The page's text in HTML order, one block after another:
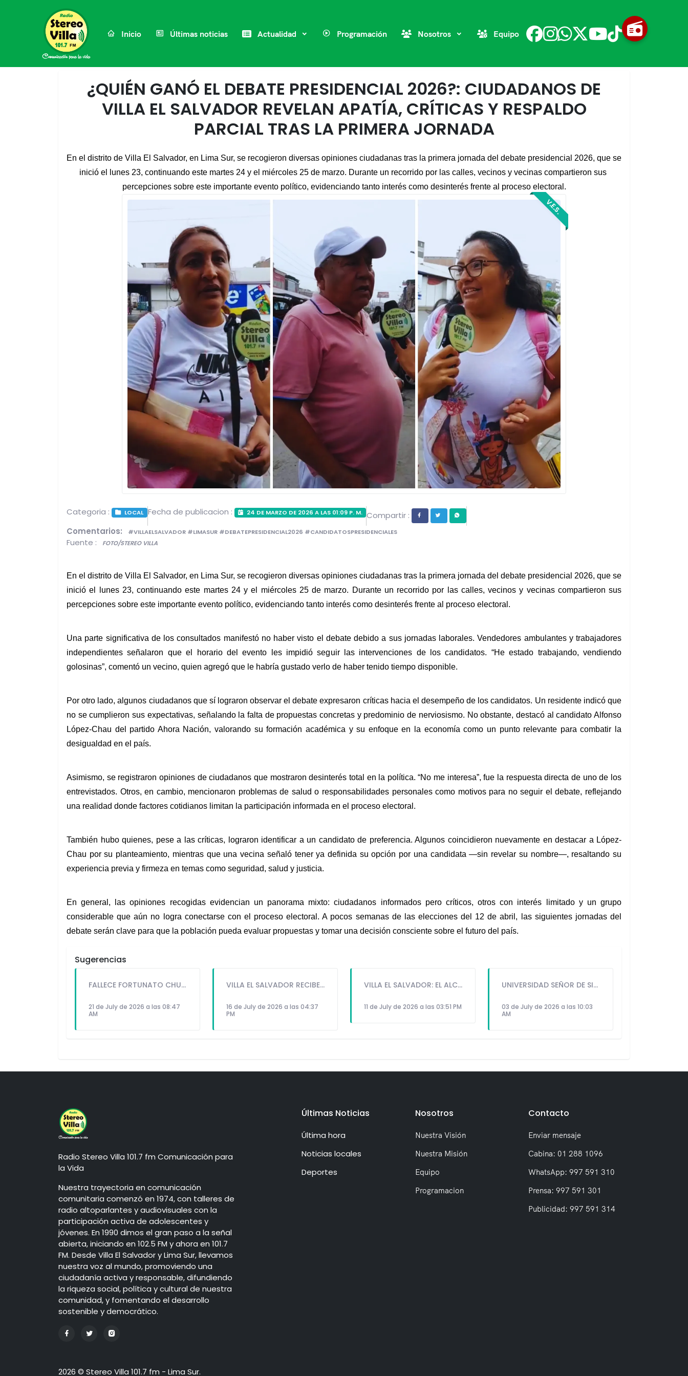
Inicio Últimas noticias Actualidad Programación Nosotros Equipo
¿QUIÉN GANÓ EL DEBATE PRESIDENCIAL 2026?: CIUDADANOS DE
VILLA EL SALVADOR REVELAN APATÍA, CRÍTICAS Y RESPALDO
PARCIAL TRAS LA PRIMERA JORNADA
En el distrito de Villa El Salvador, en Lima Sur, se recogieron diversas opiniones ciudadanas tras la primera jornada del debate presidencial 2026, que se
inició el lunes 23, continuando este martes 24 y el miércoles 25 de marzo. Durante un recorrido por las calles, vecinos y vecinas compartieron sus
percepciones sobre este importante evento político, evidenciando tanto interés como desinterés frente al proceso electoral.
V.E.S.
Categoria : LOCAL Fecha de publicacion : 24 DE MARZO DE 2026 A LAS 01:09 P. M. Compartir :
Comentarios:
#VILLAELSALVADOR #LIMASUR #DEBATEPRESIDENCIAL2026 #CANDIDATOSPRESIDENCIALES
Fuente : FOTO/STEREO VILLA
En el distrito de Villa El Salvador, en Lima Sur, se recogieron diversas opiniones ciudadanas tras la primera jornada del debate presidencial 2026, que se
inició el lunes 23, continuando este martes 24 y el miércoles 25 de marzo. Durante un recorrido por las calles, vecinos y vecinas compartieron sus
percepciones sobre este importante evento político, evidenciando tanto interés como desinterés frente al proceso electoral.
Una parte significativa de los consultados manifestó no haber visto el debate debido a sus jornadas laborales. Vendedores ambulantes y trabajadores
independientes señalaron que el horario del evento les impidió seguir las intervenciones de los candidatos. “He estado trabajando, vendiendo
golosinas”, comentó un vecino, quien agregó que le habría gustado verlo de haber tenido tiempo disponible.
Por otro lado, algunos ciudadanos que sí lograron observar el debate expresaron críticas hacia el desempeño de los candidatos. Un residente indicó que
no se cumplieron sus expectativas, señalando la falta de propuestas concretas y predominio de nerviosismo. No obstante, destacó al candidato Alfonso
López-Chau del partido Ahora Nación, valorando su formación académica y su enfoque en la economía como un punto relevante para combatir la
desigualdad en el país.
Asimismo, se registraron opiniones de ciudadanos que mostraron desinterés total en la política. “No me interesa”, fue la respuesta directa de uno de los
entrevistados. Otros, en cambio, mencionaron problemas de salud o responsabilidades personales como motivos para no seguir el debate, reflejando
una realidad donde factores cotidianos limitan la participación informada en el proceso electoral.
También hubo quienes, pese a las críticas, lograron identificar a un candidato de preferencia. Algunos coincidieron nuevamente en destacar a López-
Chau por su planteamiento, mientras que una vecina señaló tener ya definida su opción por una candidata —sin revelar su nombre—, resaltando su
experiencia previa y firmeza en temas como seguridad, salud y justicia.
En general, las opiniones recogidas evidencian un panorama mixto: ciudadanos informados pero críticos, otros con interés limitado y un grupo
considerable que aún no logra conectarse con el proceso electoral. A pocos semanas de las elecciones del 12 de abril, las siguientes jornadas del
debate serán clave para que la población pueda evaluar propuestas y tomar una decisión consciente sobre el futuro del país.
Sugerencias
FALLECE FORTUNATO CHUQUITAYPE ANDRADE, “EL CHOLO”, REFERENTE DE LA SOLIDARIDAD Y LA CULTURA EN VILLA EL SALVADOR
21 de July de 2026 a las 08:47
AM
VILLA EL SALVADOR RECIBE A ANA CORREA PARA PRESENTAR LIBRO SOBRE MEMORIA, TEATRO Y RESISTENCIA DURANTE EL CONFLICTO ARMADO INTERNO.
16 de July de 2026 a las 04:37
PM
VILLA EL SALVADOR: EL ALCALDE GUIDO IÑIGO PERALTA PRIORIZÓ CONCIERTO DE SOMOS PERÚ Y NO ASISTIÓ AL DESFILE ESCOLAR CÍVICO CULTURAL 2026
11 de July de 2026 a las 03:51 PM
UNIVERSIDAD SEÑOR DE SIPÁN PRESENTÓ ROBOT HUMANOIDE DE ÚLTIMA GENERACIÓN PARA FORTALECER LA INVESTIGACIÓN Y LA FORMACIÓN ACADÉMICA
03 de July de 2026 a las 10:03
AM
Radio Stereo Villa 101.7 fm Comunicación para
la Vida
Nuestra trayectoria en comunicación
comunitaria comenzó en 1974, con talleres de
radio altoparlantes y audiovisuales con la
participación activa de adolescentes y
jóvenes. En 1990 dimos el gran paso a la señal
abierta, iniciando en 102.5 FM y ahora en 101.7
FM. Desde Villa El Salvador y Lima Sur, llevamos
nuestra voz al mundo, promoviendo una
ciudadanía activa y responsable, difundiendo
la riqueza social, política y cultural de nuestra
comunidad, y fomentando el desarrollo
sostenible y democrático.
Últimas Noticias
Última hora
Noticias locales
Deportes
Nosotros
Nuestra Visión
Nuestra Misión
Equipo
Programacion
Contacto
Enviar mensaje
Cabina: 01 288 1096
WhatsApp: 997 591 310
Prensa: 997 591 301
Publicidad: 997 591 314
2026 © Stereo Villa 101.7 fm - Lima Sur.